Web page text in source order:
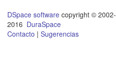
DSpace software copyright © 2002-
2016 DuraSpace
Contacto | Sugerencias